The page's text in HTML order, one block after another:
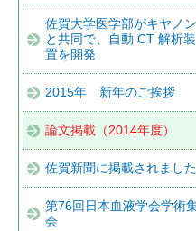
佐賀大学医学部がキヤノン
と共同で、自動 CT 解析装
置を開発
2015年 新年のご挨拶
論文掲載（2014年度）
佐賀新聞に掲載されました
第76回日本血液学会学術
会